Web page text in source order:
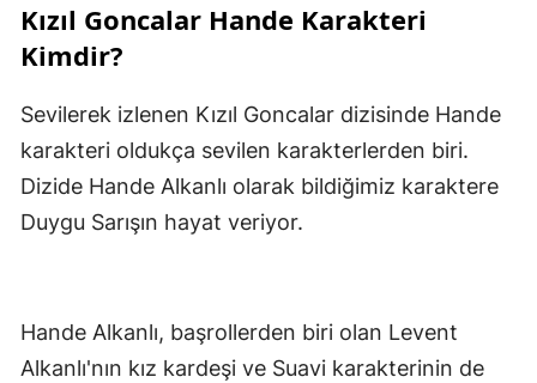
Kızıl Goncalar Hande Karakteri
Kimdir?
Sevilerek izlenen Kızıl Goncalar dizisinde Hande
karakteri oldukça sevilen karakterlerden biri.
Dizide Hande Alkanlı olarak bildiğimiz karaktere
Duygu Sarışın hayat veriyor.
Hande Alkanlı, başrollerden biri olan Levent
Alkanlı'nın kız kardeşi ve Suavi karakterinin de